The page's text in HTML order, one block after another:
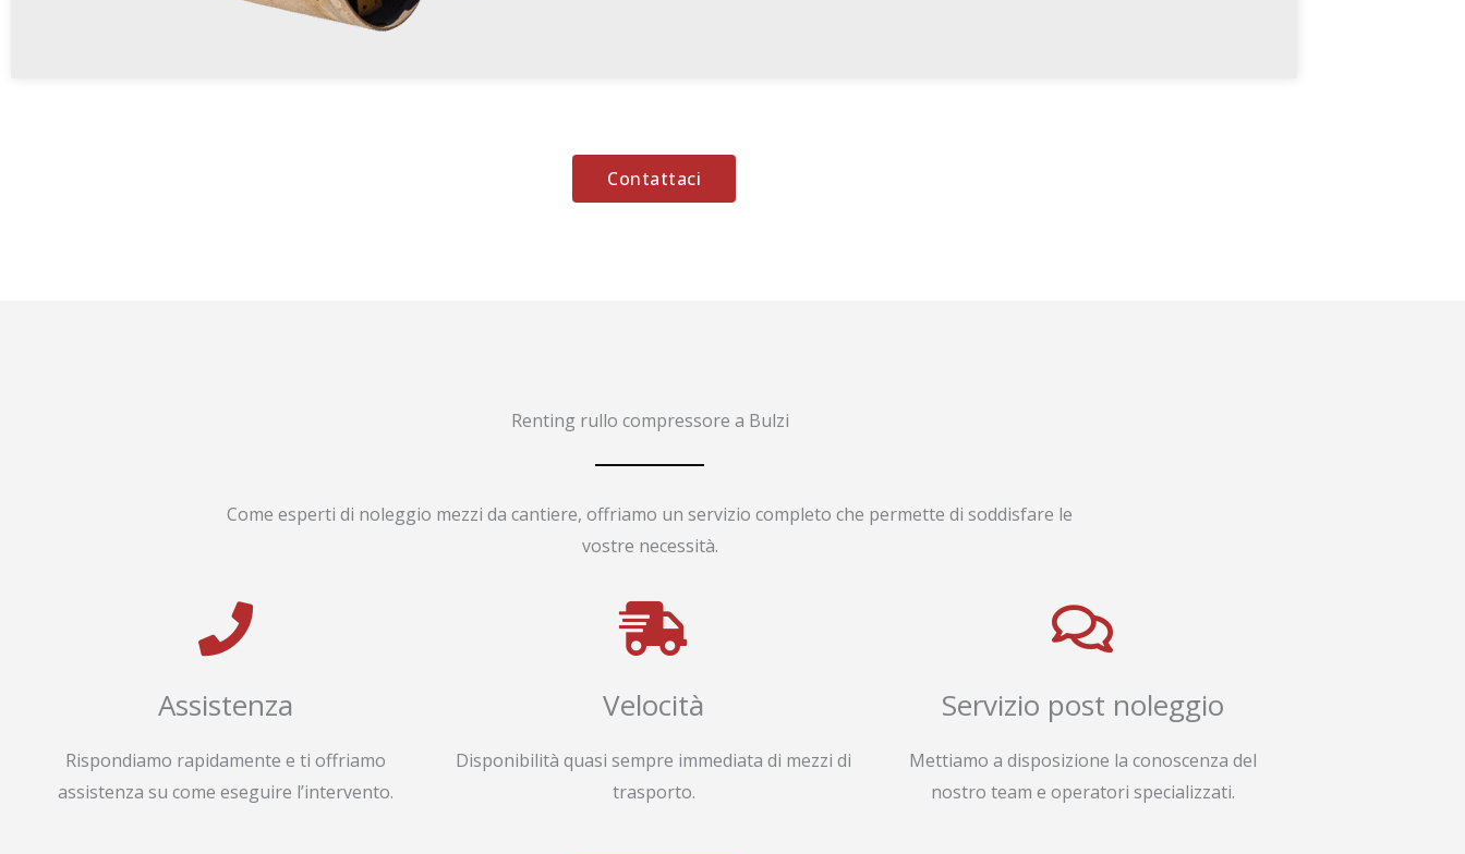
Contattaci
Renting rullo compressore a Bulzi
Come esperti di noleggio mezzi da cantiere, offriamo un servizio completo che permette di soddisfare le
vostre necessità.
Assistenza
Rispondiamo rapidamente e ti offriamo
assistenza su come eseguire l’intervento.
Velocità
Disponibilità quasi sempre immediata di mezzi di
trasporto.
Servizio post noleggio
Mettiamo a disposizione la conoscenza del
nostro team e operatori specializzati.